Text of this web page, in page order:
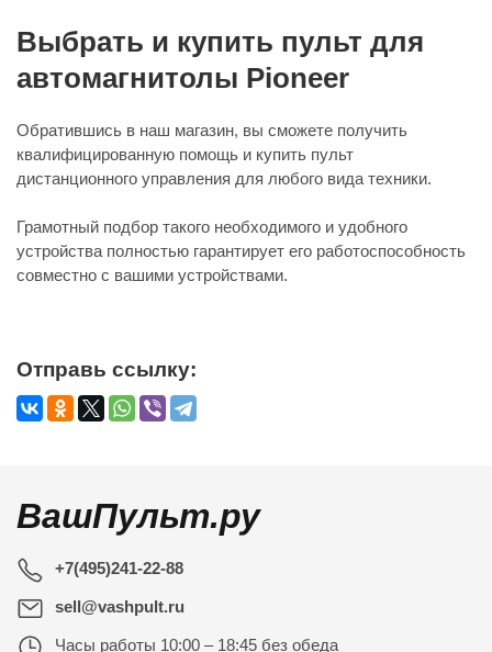
Выбрать и купить пульт для
автомагнитолы Pioneer
Обратившись в наш магазин, вы сможете получить
квалифицированную помощь и купить пульт
дистанционного управления для любого вида техники.
Грамотный подбор такого необходимого и удобного
устройства полностью гарантирует его работоспособность
совместно с вашими устройствами.
Отправь ссылку:
ВашПульт.ру
+7(495)241-22-88
sell@vashpult.ru
Часы работы 10:00 – 18:45 без обеда